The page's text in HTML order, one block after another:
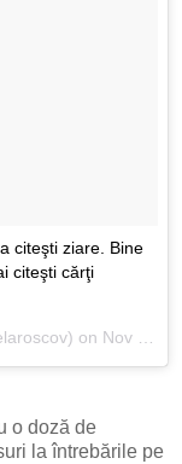
citeşti ziare. Bine
citeşti cărţi
on Nov 9, 2016 at 5:57am PST
o doză de
la întrebările pe